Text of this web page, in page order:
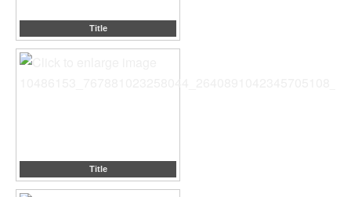
Title
Title